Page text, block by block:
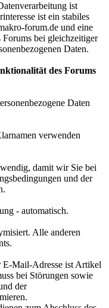
ist
ist ein stabiles
forum.de und eine
bei gleichzeitiger
Daten.
des Forums
Daten
verwenden
damit wir Sie bei
und der
- automatisch.
Alle anderen
E-Mail-Adresse ist Artikel
bei Störungen sowie
der